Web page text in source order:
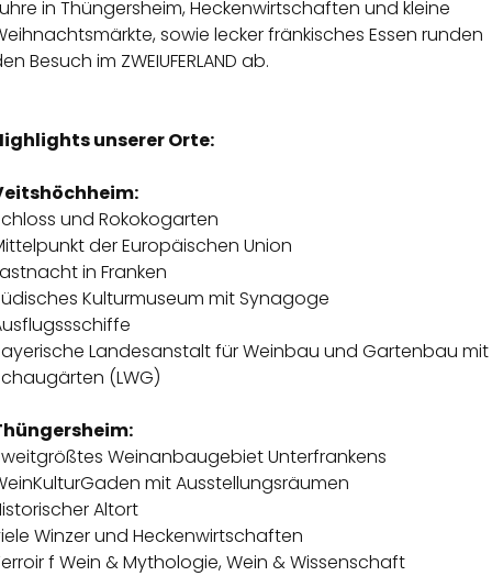
in Thüngersheim, Heckenwirtschaften und kleine
sowie lecker fränkisches Essen runden
Besuch im ZWEIUFERLAND ab.
unserer Orte:
und Rokokogarten
der Europäischen Union
in Franken
Kulturmuseum mit Synagoge
Landesanstalt für Weinbau und Gartenbau mit
(LWG)
Weinanbaugebiet Unterfrankens
mit Ausstellungsräumen
Altort
Winzer und Heckenwirtschaften
f Wein & Mythologie, Wein & Wissenschaft